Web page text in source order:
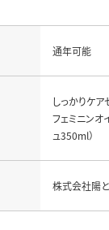
通年可能
しっかりケア
フェミニンオ
ュ350ml）
株式会社陽